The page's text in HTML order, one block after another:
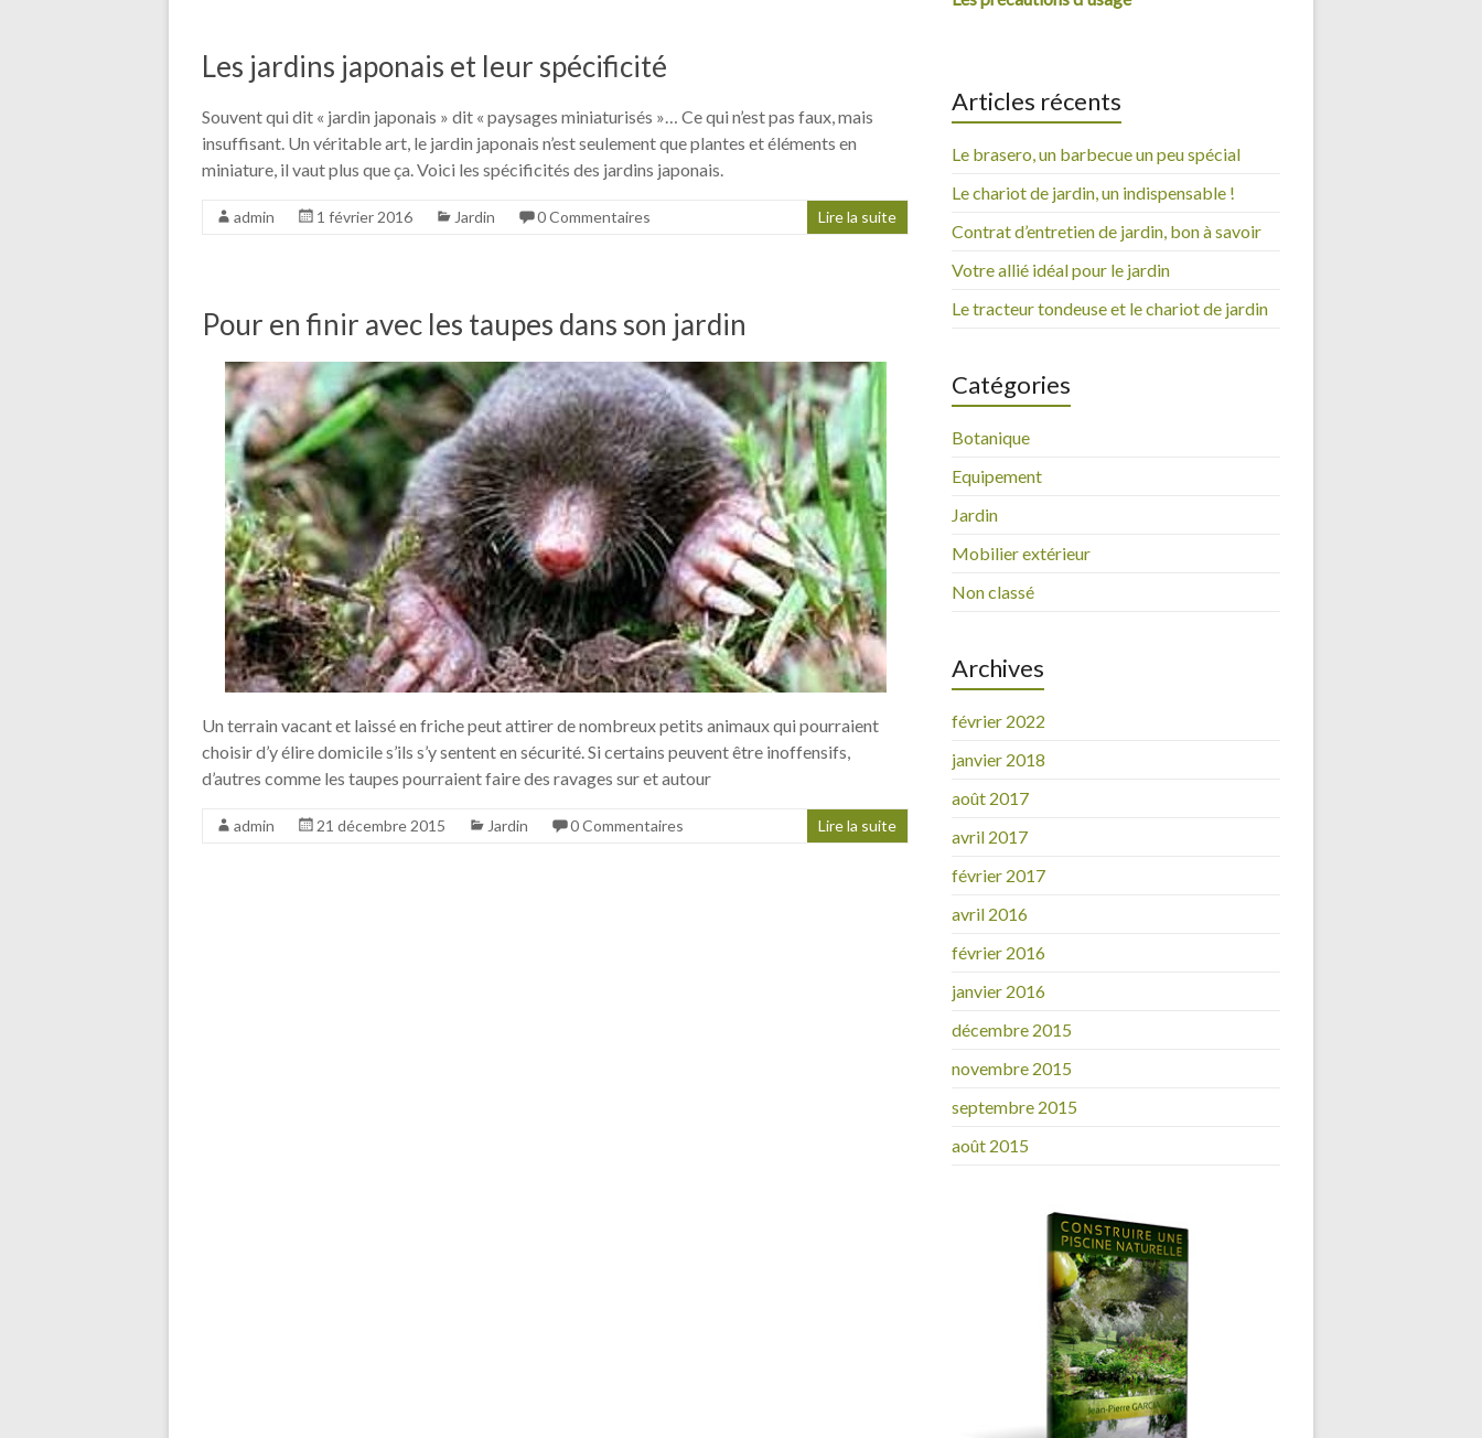
Les jardins japonais et leur spécificité
Souvent qui dit « jardin japonais » dit « paysages miniaturisés »… Ce qui n’est pas faux, mais
insuffisant. Un véritable art, le jardin japonais n’est seulement que plantes et éléments en
miniature, il vaut plus que ça. Voici les spécificités des jardins japonais.
admin 1 février 2016 Jardin 0 Commentaires Lire la suite
Pour en finir avec les taupes dans son jardin
Un terrain vacant et laissé en friche peut attirer de nombreux petits animaux qui pourraient
choisir d’y élire domicile s’ils s’y sentent en sécurité. Si certains peuvent être inoffensifs,
d’autres comme les taupes pourraient faire des ravages sur et autour
admin 21 décembre 2015 Jardin 0 Commentaires Lire la suite
Articles récents
Le brasero, un barbecue un peu spécial
Le chariot de jardin, un indispensable !
Contrat d’entretien de jardin, bon à savoir
Votre allié idéal pour le jardin
Le tracteur tondeuse et le chariot de jardin
Catégories
Botanique
Equipement
Jardin
Mobilier extérieur
Non classé
Archives
février 2022
janvier 2018
août 2017
avril 2017
février 2017
avril 2016
février 2016
janvier 2016
décembre 2015
novembre 2015
septembre 2015
août 2015